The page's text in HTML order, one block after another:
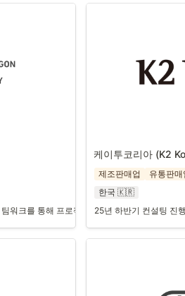
워크를 통해 프로젝트를 관리하고 협동조합
케이투코리아 (K2
제조판매업 유통판매
한국 🇰🇷
25년 하반기 컨설팅 진